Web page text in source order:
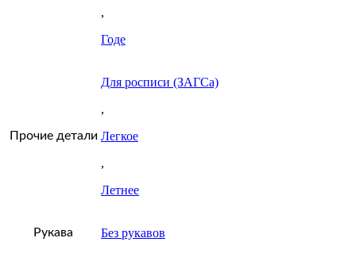
,
Годе
Прочие детали
Для росписи (ЗАГСа)
,
Легкое
,
Летнее
Рукава Без рукавов